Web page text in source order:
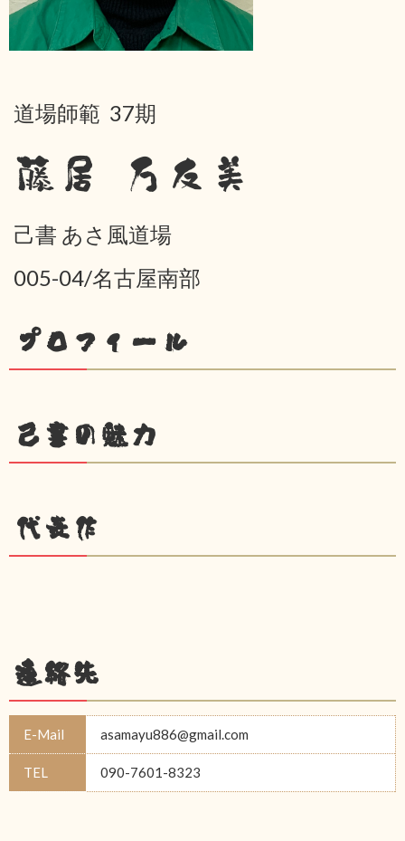
道場師範 37期
藤居 万友美
己書 あさ風道場
005-04/名古屋南部
プロフィール
己書の魅力
代表作
連絡先
E-Mail asamayu886@gmail.com
TEL 090-7601-8323